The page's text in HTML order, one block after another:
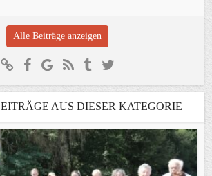
Alle Beiträge anzeigen
AUS DIESER KATEGORIE